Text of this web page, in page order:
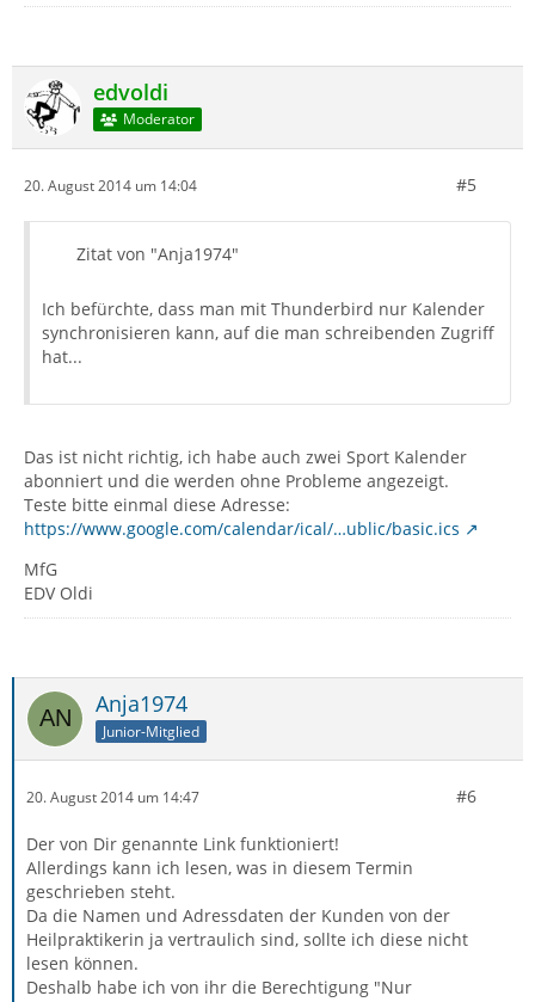
edvoldi
Moderator
20. August 2014 um 14:04 #5
Zitat von "Anja1974"
Ich befürchte, dass man mit Thunderbird nur Kalender
synchronisieren kann, auf die man schreibenden Zugriff
hat...
Das ist nicht richtig, ich habe auch zwei Sport Kalender
abonniert und die werden ohne Probleme angezeigt.
Teste bitte einmal diese Adresse:
https://www.google.com/calendar/ical/…ublic/basic.ics
MfG
EDV Oldi
Anja1974
Junior-Mitglied
20. August 2014 um 14:47 #6
Der von Dir genannte Link funktioniert!
Allerdings kann ich lesen, was in diesem Termin
geschrieben steht.
Da die Namen und Adressdaten der Kunden von der
Heilpraktikerin ja vertraulich sind, sollte ich diese nicht
lesen können.
Deshalb habe ich von ihr die Berechtigung "Nur